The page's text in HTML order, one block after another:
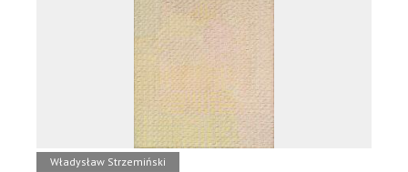
Władysław Strzemiński